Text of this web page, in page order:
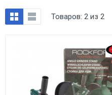
Товаров: 2 из 2